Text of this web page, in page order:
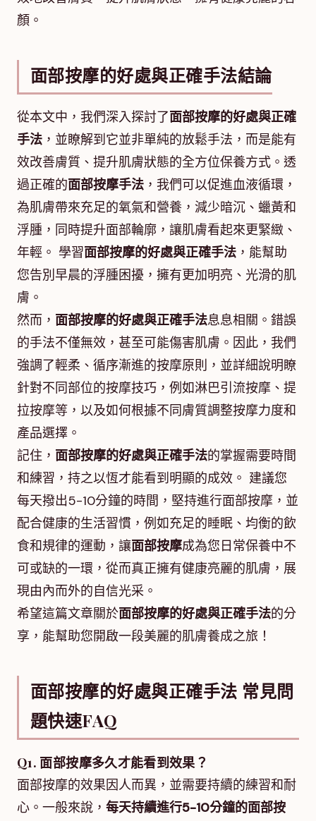
顏。
面部按摩的好處與正確手法結論
從本文中，我們深入探討了面部按摩的好處與正確
手法 ，並瞭解到它並非單純的放鬆手法，而是能有
效改善膚質、提升肌膚狀態的全方位保養方式。透
過正確的面部按摩手法 ，我們可以促進血液循環，
為肌膚帶來充足的氧氣和營養，減少暗沉、蠟黃和
浮腫，同時提升面部輪廓，讓肌膚看起來更緊緻、
年輕。 學習面部按摩的好處與正確手法 ，能幫助
您告別早晨的浮腫困擾，擁有更加明亮、光滑的肌
膚。
然而， 面部按摩的好處與正確手法息息相關。錯誤
的手法不僅無效，甚至可能傷害肌膚。因此，我們
強調了輕柔、循序漸進的按摩原則，並詳細說明瞭
針對不同部位的按摩技巧，例如淋巴引流按摩、提
拉按摩等，以及如何根據不同膚質調整按摩力度和
產品選擇。
記住， 面部按摩的好處與正確手法的掌握需要時間
和練習，持之以恆才能看到明顯的成效。 建議您
每天撥出5-10分鐘的時間，堅持進行面部按摩，並
配合健康的生活習慣，例如充足的睡眠、均衡的飲
食和規律的運動，讓面部按摩成為您日常保養中不
可或缺的一環，從而真正擁有健康亮麗的肌膚，展
現由內而外的自信光采。
希望這篇文章關於面部按摩的好處與正確手法的分
享，能幫助您開啟一段美麗的肌膚養成之旅！
面部按摩的好處與正確手法 常見問
題快速FAQ
Q1. 面部按摩多久才能看到效果？
面部按摩的效果因人而異，並需要持續的練習和耐
心。一般來說， 每天持續進行5-10分鐘的面部按